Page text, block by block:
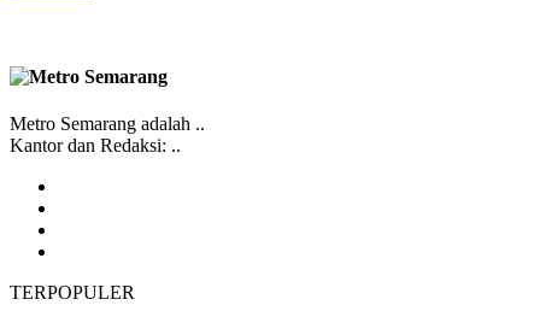
Metro Semarang adalah ..
Kantor dan Redaksi: ..
TERPOPULER